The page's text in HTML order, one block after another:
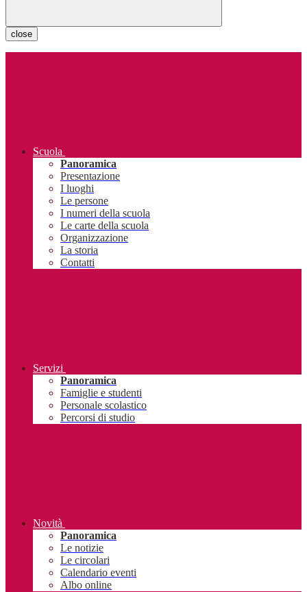
close
Scuola
Panoramica
Presentazione
I luoghi
Le persone
I numeri della scuola
Le carte della scuola
Organizzazione
La storia
Contatti
Servizi
Panoramica
Famiglie e studenti
Personale scolastico
Percorsi di studio
Novità
Panoramica
Le notizie
Le circolari
Calendario eventi
Albo online